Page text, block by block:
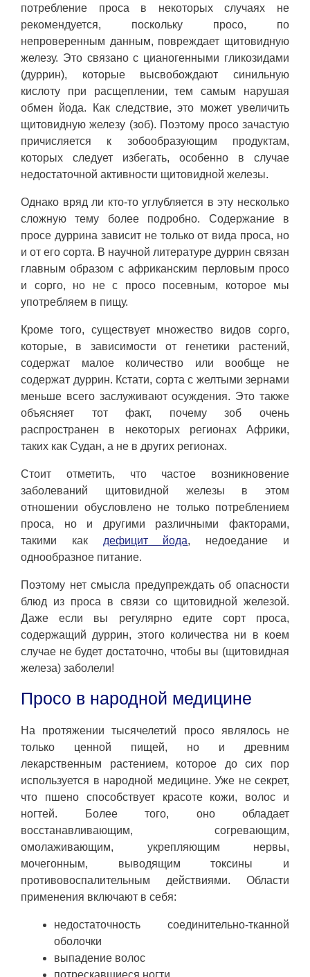
потребление проса в некоторых случаях не
рекомендуется, поскольку просо, по
непроверенным данным, повреждает щитовидную
железу. Это связано с цианогенными гликозидами
(дуррин), которые высвобождают синильную
кислоту при расщеплении, тем самым нарушая
обмен йода. Как следствие, это может увеличить
щитовидную железу (зоб). Поэтому просо зачастую
причисляется к зобообразующим продуктам,
которых следует избегать, особенно в случае
недостаточной активности щитовидной железы.
Однако вряд ли кто-то углубляется в эту несколько
сложную тему более подробно. Содержание в
просе дуррина зависит не только от вида проса, но
и от его сорта. В научной литературе дуррин связан
главным образом с африканским перловым просо
и сорго, но не с просо посевным, которое мы
употребляем в пищу.
Кроме того, существует множество видов сорго,
которые, в зависимости от генетики растений,
содержат малое количество или вообще не
содержат дуррин. Кстати, сорта с желтыми зернами
меньше всего заслуживают осуждения. Это также
объясняет тот факт, почему зоб очень
распространен в некоторых регионах Африки,
таких как Судан, а не в других регионах.
Стоит отметить, что частое возникновение
заболеваний щитовидной железы в этом
отношении обусловлено не только потреблением
проса, но и другими различными факторами,
такими как дефицит йода, недоедание и
однообразное питание.
Поэтому нет смысла предупреждать об опасности
блюд из проса в связи со щитовидной железой.
Даже если вы регулярно едите сорт проса,
содержащий дуррин, этого количества ни в коем
случае не будет достаточно, чтобы вы (щитовидная
железа) заболели!
Просо в народной медицине
На протяжении тысячелетий просо являлось не
только ценной пищей, но и древним
лекарственным растением, которое до сих пор
используется в народной медицине. Уже не секрет,
что пшено способствует красоте кожи, волос и
ногтей. Более того, оно обладает
восстанавливающим, согревающим,
омолаживающим, укрепляющим нервы,
мочегонным, выводящим токсины и
противовоспалительным действиями. Области
применения включают в себя:
недостаточность соединительно-тканной
оболочки
выпадение волос
потрескавшиеся ногти